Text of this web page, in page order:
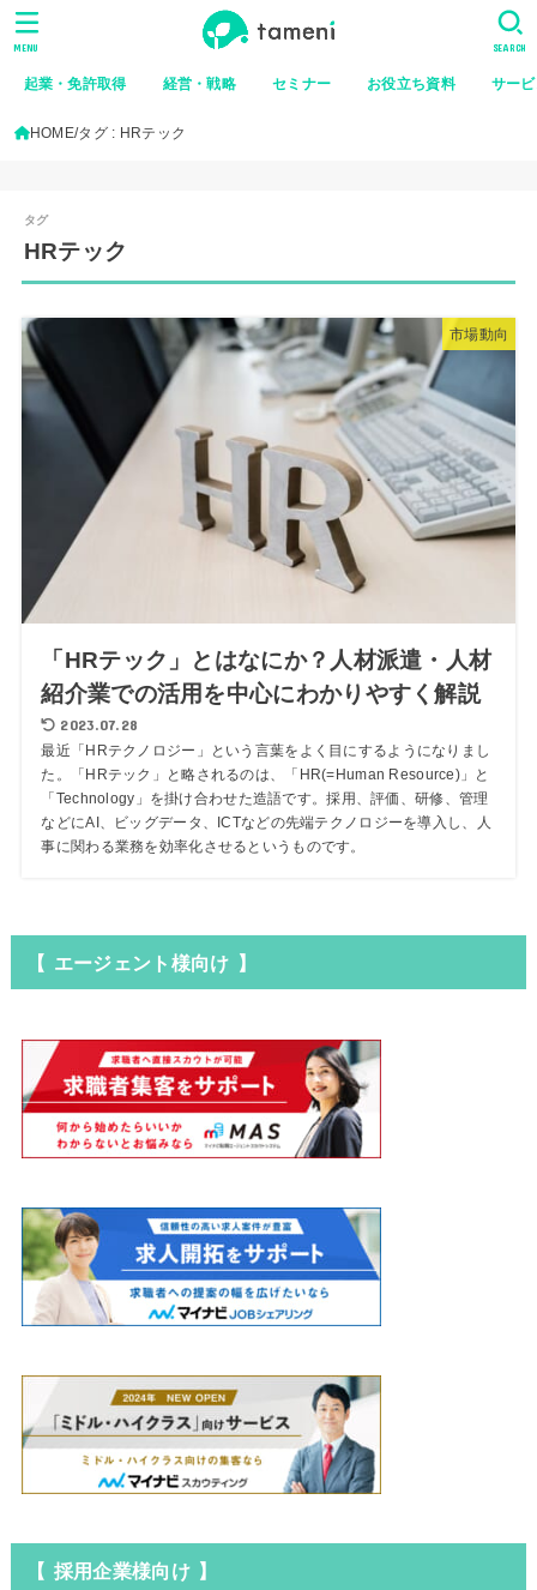
起業・免許取得 経営・戦略 セミナー お役立ち資料 サー
SEARCH
MENU
HOME タグ : HRテック
HRテック
市場動向
「HRテック」とはなにか？人材派遣・人材
紹介業での活用を中心にわかりやすく解説
2023.07.28
最近「HRテクノロジー」という言葉をよく目にするようになりまし
た。「HRテック」と略されるのは、「HR(=Human Resource)」と
「Technology」を掛け合わせた造語です。採用、評価、研修、管理
などにAI、ビッグデータ、ICTなどの先端テクノロジーを導入し、人
事に関わる業務を効率化させるというものです。
【 エージェント様向け 】
【 採用企業様向け 】